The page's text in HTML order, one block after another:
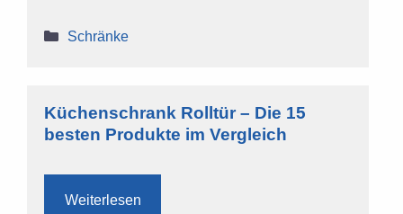
Kategorien
Schränke
Küchenschrank Rolltür – Die 15
besten Produkte im Vergleich
Weiterlesen